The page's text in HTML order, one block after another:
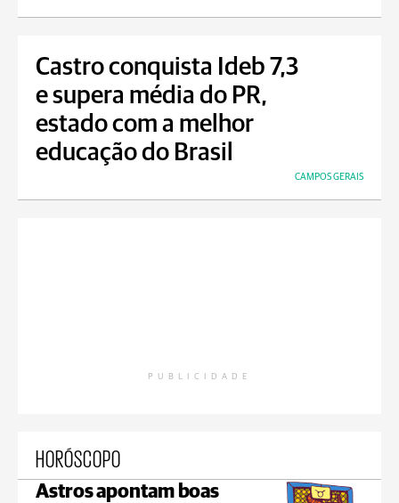
Castro conquista Ideb 7,3
e supera média do PR,
estado com a melhor
educação do Brasil
CAMPOS GERAIS
PUBLICIDADE
HORÓSCOPO
Astros apontam boas